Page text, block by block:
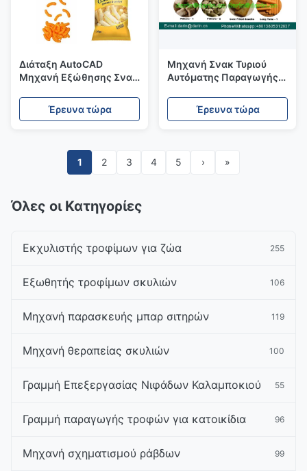
Διάταξη AutoCAD
Μηχανή Εξώθησης Σνακ
Φουσκώματος
Δημητριακών 30x5x3m
Έρευνα τώρα
Μηχανή Σνακ Τυριού
Αυτόματης Παραγωγής
SS304 3 φάσεων
Μηχανή Φουσκώματος
Έρευνα τώρα
1 2 3 4 5 › »
Όλες οι Κατηγορίες
Εκχυλιστής τροφίμων για ζώα 255
Εξωθητής τροφίμων σκυλιών 106
Μηχανή παρασκευής μπαρ σιτηρών 119
Μηχανή θεραπείας σκυλιών 100
Γραμμή Επεξεργασίας Νιφάδων Καλαμποκιού 55
Γραμμή παραγωγής τροφών για κατοικίδια 96
Μηχανή σχηματισμού ράβδων 99